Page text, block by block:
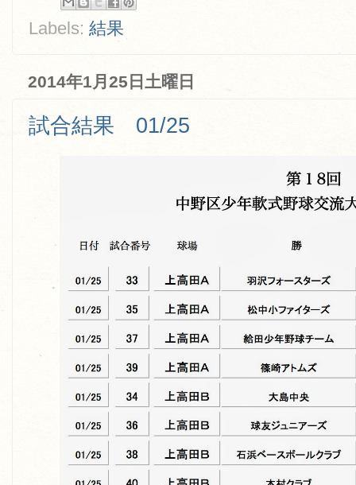
Labels: 結果
2014年1月25日土曜日
試合結果 01/25